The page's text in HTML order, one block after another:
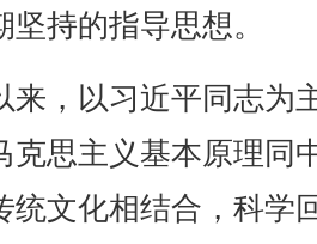
持的指导思想。
，以习近平同志为
克思主义基本原理同
统文化相结合，科学